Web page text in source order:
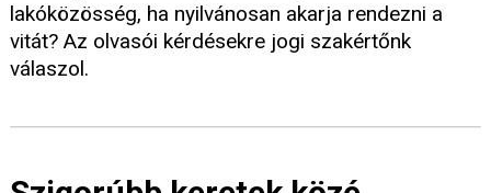
lakóközösség, ha nyilvánosan akarja rendezni a
vitát? Az olvasói kérdésekre jogi szakértőnk
válaszol.